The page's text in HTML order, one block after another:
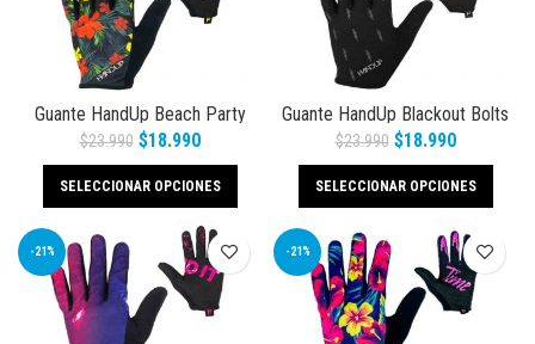
Guante HandUp Beach Party
$23.990 $18.990
SELECCIONAR OPCIONES
Guante HandUp Blackout Bolts
$23.990 $18.990
SELECCIONAR OPCIONES
-21% -21%